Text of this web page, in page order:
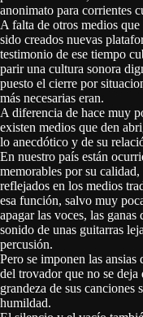
anonimato para corrientes
A falta de otros medios
sido creados nuevas
testimonio de ese tiempo
parir una cultura sonora
puesto el cierre por
más necesarias eran.
A diferencia de hace muy
existen medios que den
lo anecdótico y de su
En nuestro país están
memorables por su
reflejados en los medios
esa función, salvo muy
apagar las voces, las ganas
sonido de unas guitarras
percusión.
Pero se imponen las
del trovador que no se
grandeza de sus canciones
humildad.